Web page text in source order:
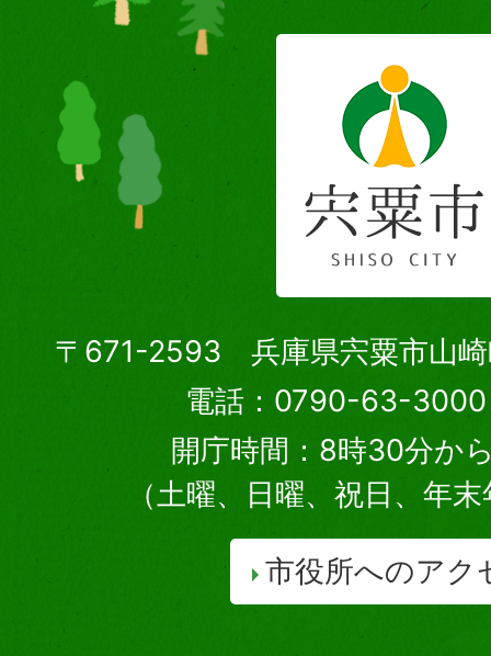
〒671-2593 兵庫県宍粟市山崎
電話：0790-63-3000
開庁時間：8時30分か
（土曜、日曜、祝日、年
市役所へのアク